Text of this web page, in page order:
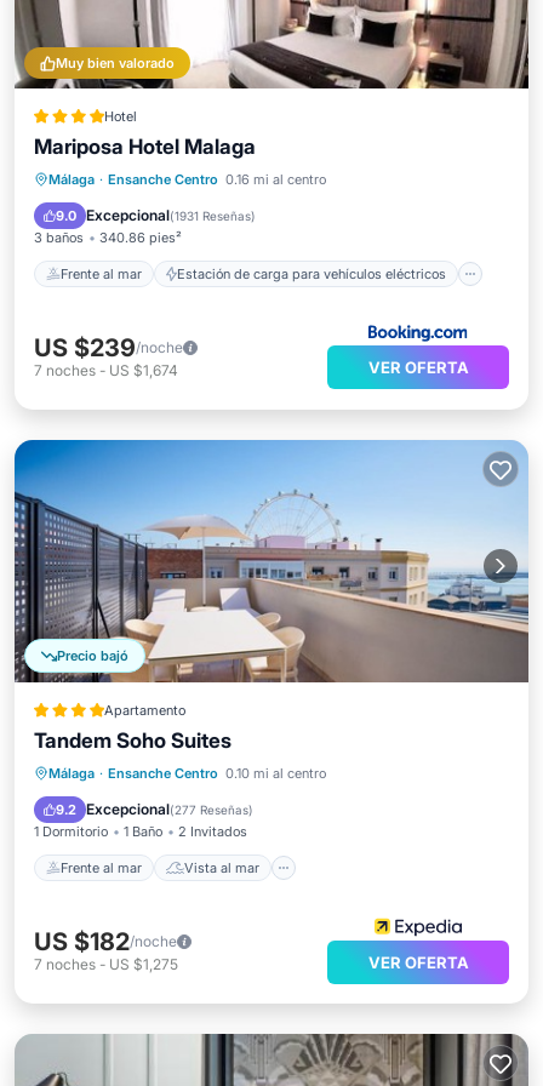
Muy bien valorado
Hotel
Mariposa Hotel Malaga
Málaga · Ensanche Centro 0.16 mi al centro
9.0 Excepcional(1931 Reseñas)
3 baños 340.86 pies²
Frente al mar Estación de carga para vehículos eléctricos
Frente al mar
Estación de carga para vehículos eléctricos
Aparcamiento
US $239/noche
7 noches - US $1,674 VER OFERTA
Precio bajó
Apartamento
Tandem Soho Suites
Málaga · Ensanche Centro 0.10 mi al centro
9.2 Excepcional(277 Reseñas)
1 Dormitorio 1 Baño 2 Invitados
Frente al mar Vista al mar
Frente al mar Vista al mar
Cocina
US $182/noche
7 noches - US $1,275 VER OFERTA